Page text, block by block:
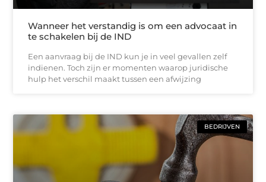
Wanneer het verstandig is om een advocaat in
te schakelen bij de IND
Een aanvraag bij de IND kun je in veel gevallen zelf
indienen. Toch zijn er momenten waarop juridische
hulp het verschil maakt tussen een afwijzing
BEDRIJVEN